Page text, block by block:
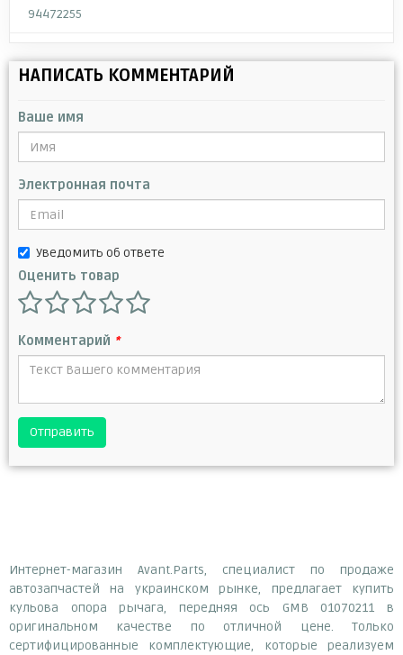
94472255
НАПИСАТЬ КОММЕНТАРИЙ
Ваше имя
Электронная почта
Уведомить об ответе
Оценить товар
Комментарий *
Отправить
Интернет-магазин Avant.Parts, специалист по продаже
автозапчастей на украинском рынке, предлагает купить
кульова опора рычага, передняя ось GMB 01070211 в
оригинальном качестве по отличной цене. Только
сертифицированные комплектующие, которые реализуем